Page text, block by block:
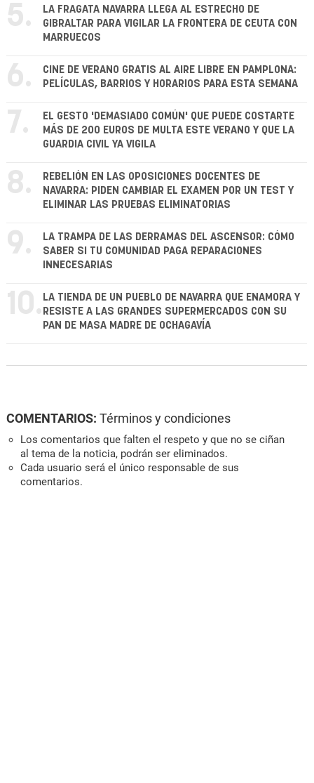
5.
LA FRAGATA NAVARRA LLEGA AL ESTRECHO DE
GIBRALTAR PARA VIGILAR LA FRONTERA DE CEUTA CON
MARRUECOS
6.
CINE DE VERANO GRATIS AL AIRE LIBRE EN PAMPLONA:
PELÍCULAS, BARRIOS Y HORARIOS PARA ESTA SEMANA
7.
EL GESTO 'DEMASIADO COMÚN' QUE PUEDE COSTARTE
MÁS DE 200 EUROS DE MULTA ESTE VERANO Y QUE LA
GUARDIA CIVIL YA VIGILA
8.
REBELIÓN EN LAS OPOSICIONES DOCENTES DE
NAVARRA: PIDEN CAMBIAR EL EXAMEN POR UN TEST Y
ELIMINAR LAS PRUEBAS ELIMINATORIAS
9.
LA TRAMPA DE LAS DERRAMAS DEL ASCENSOR: CÓMO
SABER SI TU COMUNIDAD PAGA REPARACIONES
INNECESARIAS
10. LA TIENDA DE UN PUEBLO DE NAVARRA QUE ENAMORA Y
RESISTE A LAS GRANDES SUPERMERCADOS CON SU
PAN DE MASA MADRE DE OCHAGAVÍA
COMENTARIOS: Términos y condiciones
Los comentarios que falten el respeto y que no se ciñan
al tema de la noticia, podrán ser eliminados.
Cada usuario será el único responsable de sus
comentarios.